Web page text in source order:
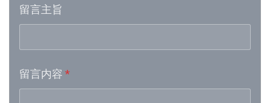
Week 16│2026-4-18
Week 13│2026-3-28
留言主旨
留言内容 *